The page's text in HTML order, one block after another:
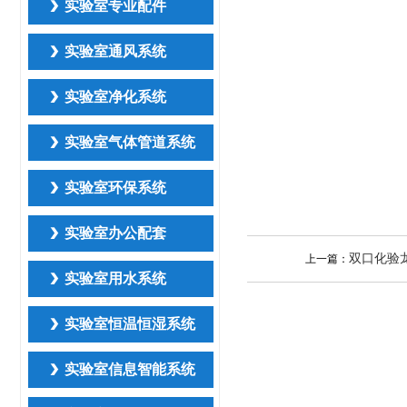
实验室专业配件
实验室通风系统
实验室净化系统
实验室气体管道系统
实验室环保系统
实验室办公配套
实验室用水系统
实验室恒温恒湿系统
实验室信息智能系统
上一篇： 双口化验